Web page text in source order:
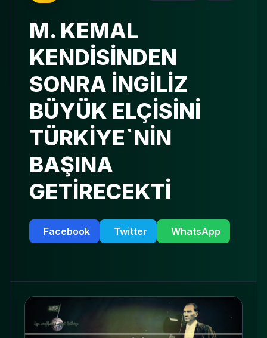
M. KEMAL
KENDİSİNDEN
SONRA İNGİLİZ
BÜYÜK ELÇİSİNİ
TÜRKİYE`NİN
BAŞINA
GETİRECEKTİ
Facebook Twitter WhatsApp